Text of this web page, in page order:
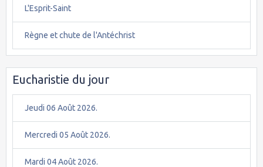
L'Esprit-Saint
Règne et chute de l'Antéchrist
Eucharistie du jour
Jeudi 06 Août 2026.
Mercredi 05 Août 2026.
Mardi 04 Août 2026.